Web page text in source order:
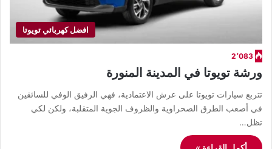
افضل كهربائي تويوتا
2٬083
ورشة تويوتا في المدينة المنورة
​تتربع سيارات تويوتا على عرش الاعتمادية، فهي الرفيق الوفي للسائقين
في أصعب الطرق الصحراوية والظروف الجوية المتقلبة، ولكن لكي
تظل…